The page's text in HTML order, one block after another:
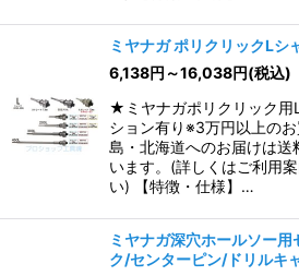
ミヤナガ ポリクリックLシ
6,138円 ～16,038円(税込)
★ミヤナガポリクリック
ション有り※3万円以上の
島・北海道へのお届けは送
います。(詳しくはご利用
い) 【特徴・仕様】…
ミヤナガ深穴ホールソー
ク/センターピン/ドリルキ